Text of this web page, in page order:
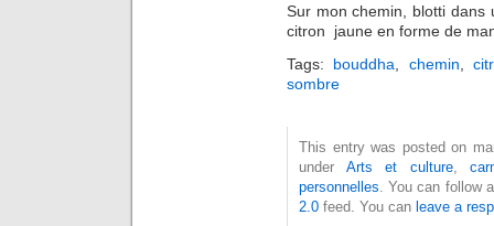
Sur mon chemin, blotti dans
citron jaune en forme de
Tags: bouddha chemin
sombre
This entry was posted on
under Arts et culture,
personnelles. You can follow
2.0 feed. You can leave a